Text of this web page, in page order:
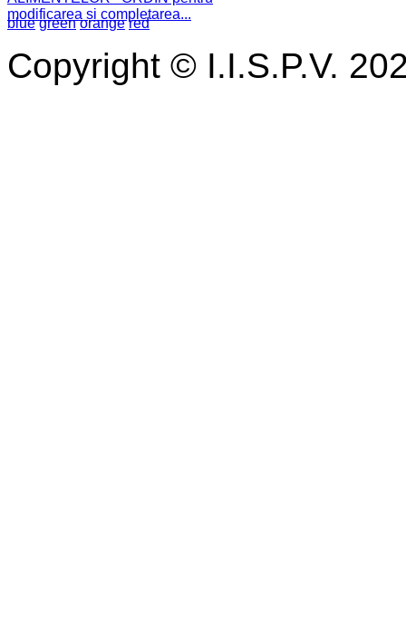
modificarea și completarea...
blue green orange red
Copyright © I.I.S.P.V.